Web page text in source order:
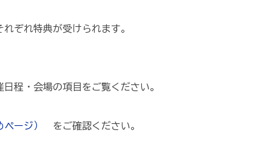
ぞれ特典が受けられます。
程・会場の項目をご覧ください。
ージ）
をご確認ください。